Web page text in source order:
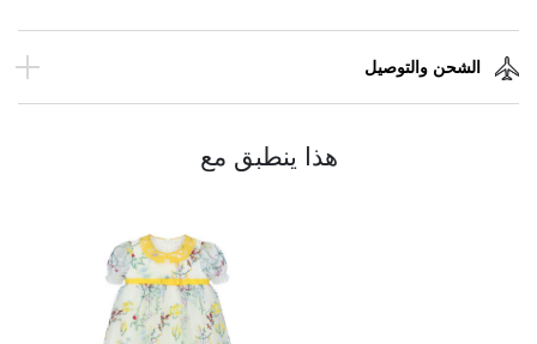
الشحن والتوصيل
هذا ينطبق مع